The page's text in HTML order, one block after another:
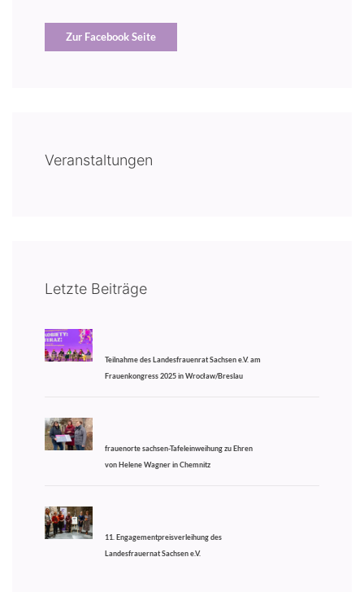
Zur Facebook Seite
Veranstaltungen
Letzte Beiträge
Teilnahme des Landesfrauenrat Sachsen e.V. am
Frauenkongress 2025 in Wrocław/Breslau
frauenorte sachsen-Tafeleinweihung zu Ehren
von Helene Wagner in Chemnitz
11. Engagementpreisverleihung des
Landesfrauernat Sachsen e.V.